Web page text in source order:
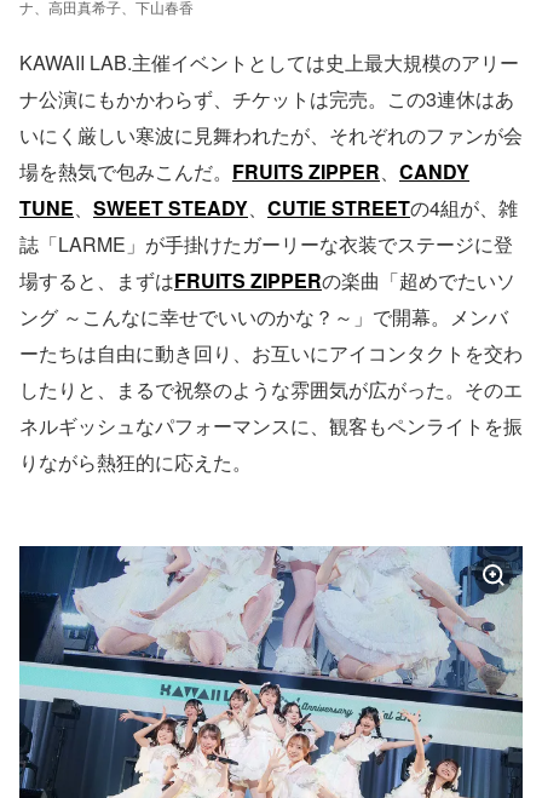
ナ、高田真希子、下山春香
KAWAII LAB.主催イベントとしては史上最大規模のアリー
ナ公演にもかかわらず、チケットは完売。この3連休はあ
いにく厳しい寒波に見舞われたが、それぞれのファンが会
場を熱気で包みこんだ。 FRUITS ZIPPER、 CANDY
TUNE、 SWEET STEADY、 CUTIE STREETの4組が、雑
誌「LARME」が手掛けたガーリーな衣装でステージに登
場すると、まずはFRUITS ZIPPERの楽曲「超めでたいソ
ング ～こんなに幸せでいいのかな？～」で開幕。メンバ
ーたちは自由に動き回り、お互いにアイコンタクトを交わ
したりと、まるで祝祭のような雰囲気が広がった。そのエ
ネルギッシュなパフォーマンスに、観客もペンライトを振
りながら熱狂的に応えた。